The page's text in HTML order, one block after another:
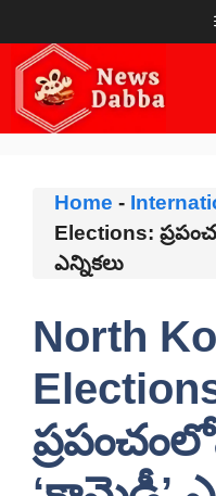
to
content
Home -
Elections:
ఎన్నికలు
North